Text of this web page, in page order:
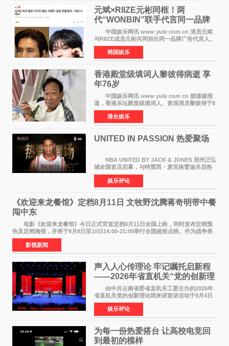
元斌×RIIZE元彬同框！两
代“WONBIN”联手代言同一品牌
颜值天花板合体
中国娱乐网讯 www yule com cn 演员元斌
与RIIZE成员元彬共同担任同一品牌广告代言人。
6日据独家报道，继演员元斌之后，RIIZE元彬最
近也被选为某在线中介平台A公司的共同广告代言
人，两人将作
韩国娱乐
香港殿堂级填词人黎彼得病逝 享
年76岁​
中国娱乐网讯 www yule com cn 据港媒报
道，香港乐坛殿堂级填词人、资深演员黎彼得于8
月5日上午因病离世，终年76岁。好友钟志光透
露，黎彼得今年3月中风后便卧床休养，身体机能
持续衰退，最
港台娱乐
UNITED IN PASSION 热爱聚场
NBA UNITED BY JACK & JONES 郑州正弘
城全国首店启幕，与特雷西・麦克格雷迪共启热
爱 2026 年7 月21 日，
NBAUNITEDBYJACK&JONES 全国首店，于郑
州正弘城正式启幕。NBA 传奇球星
娱乐评论
《欢迎来龙餐馆》定档8月11日 文牧野沈腾蒋奇明带中餐
闯中东
电影《欢迎来龙餐馆》今日正式官宣定档8月11日全国上映，同时发布定档预
告及定档海报，并将于8月8日至10日14:00-21:00举行全国超前点映。作为战争美
食大片，影片讲述的是中国厨师徐福（沈腾
影视新闻
声入人心传理论 牢记嘱托启新程
——2026年省直机关“党的创新理
论我来讲”宣讲活动圆满落幕
由中共云南省委省直机关工委主办的2026年
省直机关党的创新理论我来讲宣讲活动于8月4日
至5日在昆明举办。活动以 "牢记嘱托 感恩奋进
开创云南发展新局面 "为主题，坚持以新时代中国
特色社会主义
娱乐评论
为每一份热爱搭台 让高校电竞回
到最初的模样